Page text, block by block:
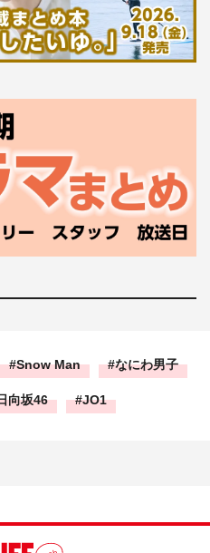
Snow Man なにわ男子
向坂46 JO1